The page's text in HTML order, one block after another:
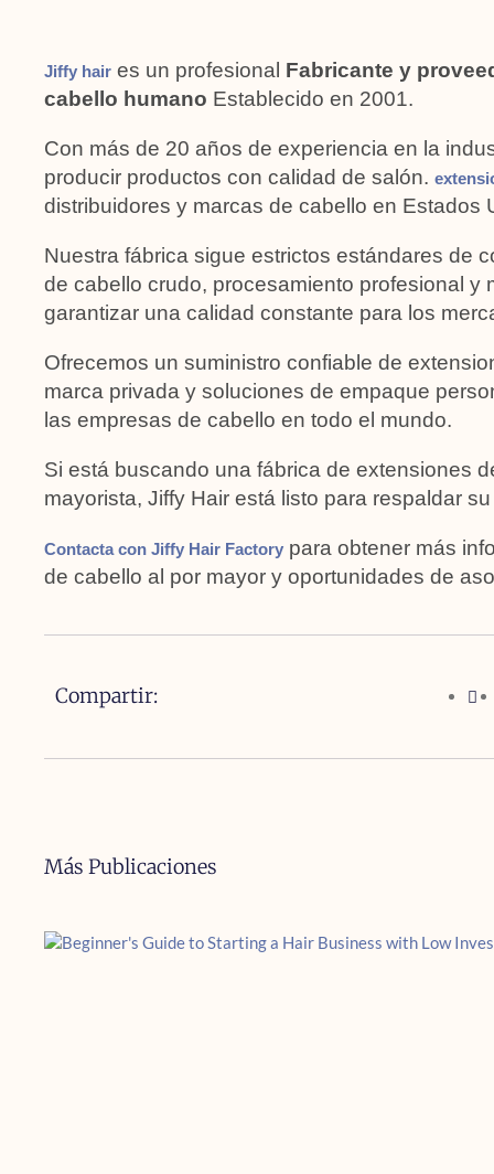
Jiffy hair es un profesional Fabricante y
cabello humano Establecido en 2001.
Con más de 20 años de experiencia en la
producir productos con calidad de salón.
distribuidores y marcas de cabello en Estados
Nuestra fábrica sigue estrictos estándares de
de cabello crudo, procesamiento profesional y
garantizar una calidad constante para los
Ofrecemos un suministro confiable de
marca privada y soluciones de empaque
las empresas de cabello en todo el mundo.
Si está buscando una fábrica de extensiones
mayorista, Jiffy Hair está listo para respaldar
Contacta con Jiffy Hair Factory para obtener más
de cabello al por mayor y oportunidades de
Compartir:
Más Publicaciones